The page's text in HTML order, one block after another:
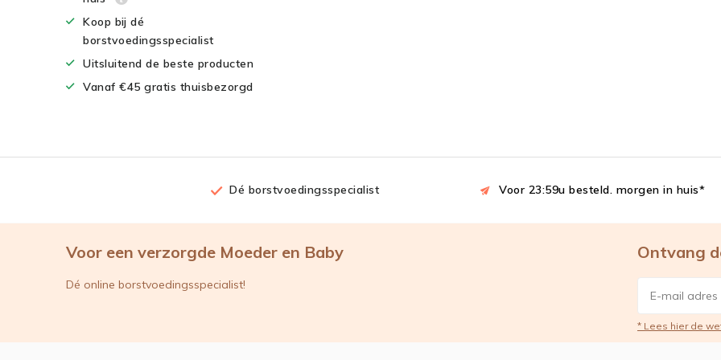
Koop bij dé
borstvoedingsspecialist
Uitsluitend de beste producten
Vanaf €45 gratis thuisbezorgd
Dé borstvoedingsspecialist Voor 23:59u besteld. morgen in huis*
Voor een verzorgde Moeder en Baby
Dé online borstvoedingsspecialist!
Ontvang
* Lees hier de